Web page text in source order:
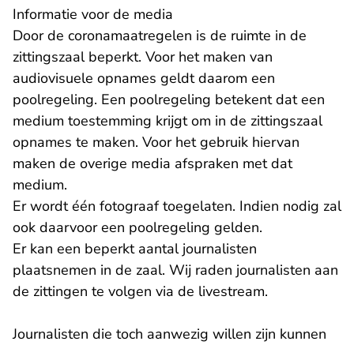
Informatie voor de media
Door de coronamaatregelen is de ruimte in de
zittingszaal beperkt. Voor het maken van
audiovisuele opnames geldt daarom een
poolregeling. Een poolregeling betekent dat een
medium toestemming krijgt om in de zittingszaal
opnames te maken. Voor het gebruik hiervan
maken de overige media afspraken met dat
medium.
Er wordt één fotograaf toegelaten. Indien nodig zal
ook daarvoor een poolregeling gelden.
Er kan een beperkt aantal journalisten
plaatsnemen in de zaal. Wij raden journalisten aan
de zittingen te volgen via de livestream.
Journalisten die toch aanwezig willen zijn kunnen